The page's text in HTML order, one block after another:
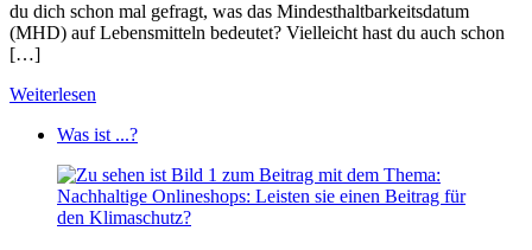
du dich schon mal gefragt, was das Mindesthaltbarkeitsdatum
(MHD) auf Lebensmitteln bedeutet? Vielleicht hast du auch schon
[…]
Weiterlesen
Was ist ...?